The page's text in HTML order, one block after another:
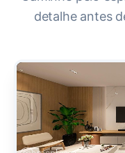
detalhe antes